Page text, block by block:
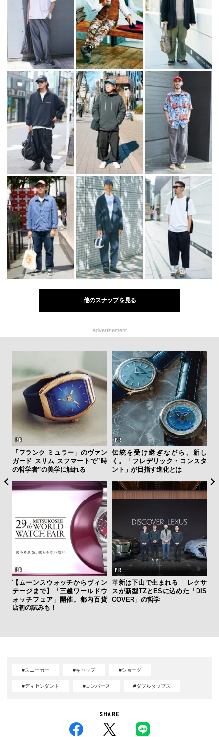
他のスナップを見る
advertisement
「フランク ミュラー」のヴァン
ガード スリム スフマートで”時
の哲学者”の美学に触れる
伝統を受け継ぎながら、新し
く。「フレデリック・コンスタ
ント」が目指す進化とは
【ムーンスウォッチからヴィン
テージまで】「三越ワールドウ
ォッチフェア」開催。都内百貨
店初の試みも！
革新は下山で生まれる──レクサ
スが新型TZとESに込めた「DIS
COVER」の哲学
本質
#スニーカー #キャップ #ショーツ
#ディセンダント #コンバース #ダブルタップス
SHARE